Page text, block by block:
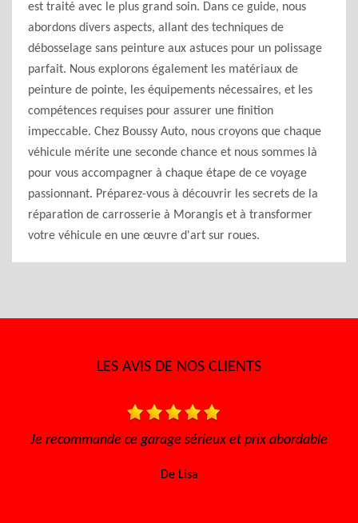
est traité avec le plus grand soin. Dans ce guide, nous
abordons divers aspects, allant des techniques de
débosselage sans peinture aux astuces pour un polissage
parfait. Nous explorons également les matériaux de
peinture de pointe, les équipements nécessaires, et les
compétences requises pour assurer une finition
impeccable. Chez Boussy Auto, nous croyons que chaque
véhicule mérite une seconde chance et nous sommes là
pour vous accompagner à chaque étape de ce voyage
passionnant. Préparez-vous à découvrir les secrets de la
réparation de carrosserie à Morangis et à transformer
votre véhicule en une œuvre d'art sur roues.
LES AVIS DE NOS CLIENTS
et prix abordable
Très bon accueil, le travail